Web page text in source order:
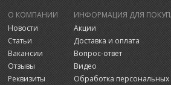
О КОМПАНИИ
Новости
Статьи
Вакансии
Отзывы
Реквизиты
ИНФОРМАЦИЯ ДЛЯ
Акции
Доставка и оплата
Вопрос-ответ
Видео
Обработка